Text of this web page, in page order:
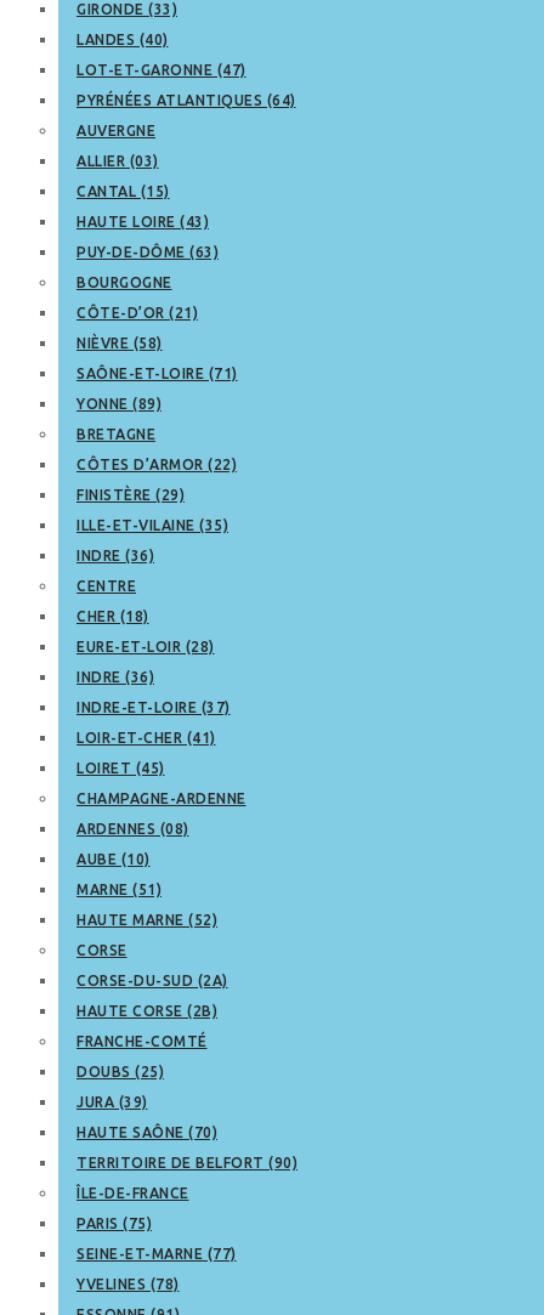
GIRONDE (33)
LANDES (40)
LOT-ET-GARONNE (47)
PYRÉNÉES ATLANTIQUES (64)
AUVERGNE
ALLIER (03)
CANTAL (15)
HAUTE LOIRE (43)
PUY-DE-DÔME (63)
BOURGOGNE
CÔTE-D’OR (21)
NIÈVRE (58)
SAÔNE-ET-LOIRE (71)
YONNE (89)
BRETAGNE
CÔTES D’ARMOR (22)
FINISTÈRE (29)
ILLE-ET-VILAINE (35)
INDRE (36)
CENTRE
CHER (18)
EURE-ET-LOIR (28)
INDRE (36)
INDRE-ET-LOIRE (37)
LOIR-ET-CHER (41)
LOIRET (45)
CHAMPAGNE-ARDENNE
ARDENNES (08)
AUBE (10)
MARNE (51)
HAUTE MARNE (52)
CORSE
CORSE-DU-SUD (2A)
HAUTE CORSE (2B)
FRANCHE-COMTÉ
DOUBS (25)
JURA (39)
HAUTE SAÔNE (70)
TERRITOIRE DE BELFORT (90)
ÎLE-DE-FRANCE
PARIS (75)
SEINE-ET-MARNE (77)
YVELINES (78)